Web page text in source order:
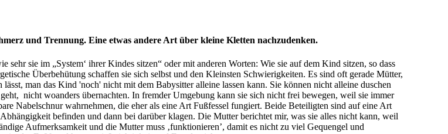
überprüfen kannst. Hier einige Beispiele aus unterschiedlichen Altersstufen.
frische Windel benötigt.
Ich frage die Mutter, ob wir in die Küche gehen, um eine Tasse Cafe zu trinken? Noch bevor das Kind
hätte sagen können: „Du, ich will mit Uta in die Küche gehen, einen Cafe trinken.“ Dann wäre das Kind
möchte und gebe die Schüssel weiter. Ich spreche das 4 jährige Kind an und frage, ob er auch Salat
Mutter bereits mitgeteilt, dass er keinen Salat isst. Er hat keine Chance für sich selbst zu entscheiden, zu
in fremden Umgebungen, unter geänderten Umständen andere Dinge essen, ausprobieren oder